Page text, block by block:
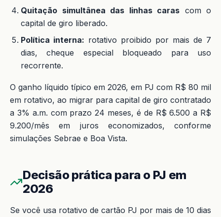
Quitação simultânea das linhas caras com o
capital de giro liberado.
Política interna: rotativo proibido por mais de 7
dias, cheque especial bloqueado para uso
recorrente.
O ganho líquido típico em 2026, em PJ com R$ 80 mil
em rotativo, ao migrar para capital de giro contratado
a 3% a.m. com prazo 24 meses, é de R$ 6.500 a R$
9.200/mês em juros economizados, conforme
simulações Sebrae e Boa Vista.
Decisão prática para o PJ em
2026
Se você usa rotativo de cartão PJ por mais de 10 dias